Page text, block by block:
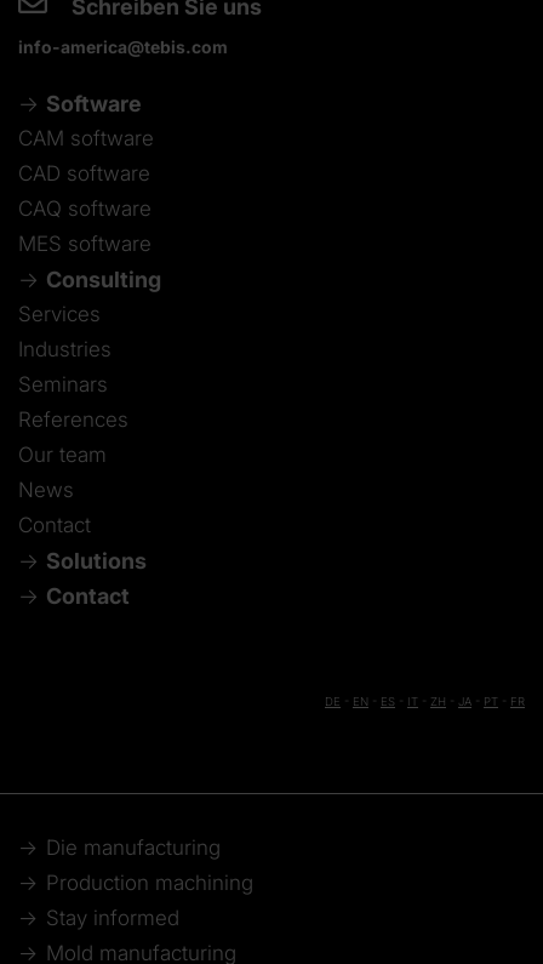
Schreiben Sie uns
info-america@tebis.com
Software
CAM software
CAD software
CAQ software
MES software
Consulting
Services
Industries
Seminars
References
Our team
News
Contact
Solutions
Contact
DE EN ES IT ZH JA PT FR
Die manufacturing
Production machining
Stay informed
Mold manufacturing